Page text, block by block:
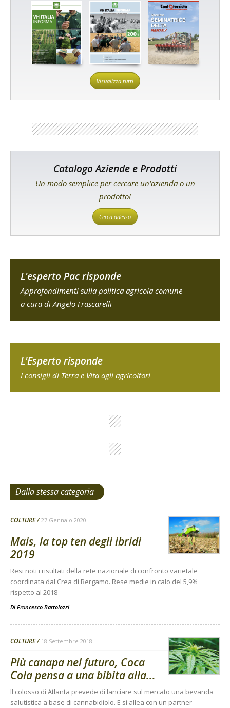
Visualizza tutti
Catalogo Aziende e Prodotti
Un modo semplice per cercare un'azienda o un
prodotto!
Cerca adesso
L'esperto Pac risponde
Approfondimenti sulla politica agricola comune
a cura di Angelo Frascarelli
L'Esperto risponde
I consigli di Terra e Vita agli agricoltori
Dalla stessa categoria
COLTURE 27 Gennaio 2020
Mais, la top ten degli ibridi
2019
Resi noti i risultati della rete nazionale di confronto varietale
coordinata dal Crea di Bergamo. Rese medie in calo del 5,9%
rispetto al 2018
Di Francesco Bartolozzi
COLTURE 18 Settembre 2018
Più canapa nel futuro, Coca
Cola pensa a una bibita alla...
Il colosso di Atlanta prevede di lanciare sul mercato una bevanda
salutistica a base di cannabidiolo. E si allea con un partner